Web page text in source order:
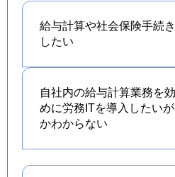
給与計算や社会保険手続
したい
自社内の給与計算業務を
めに労務ITを導入したい
かわからない